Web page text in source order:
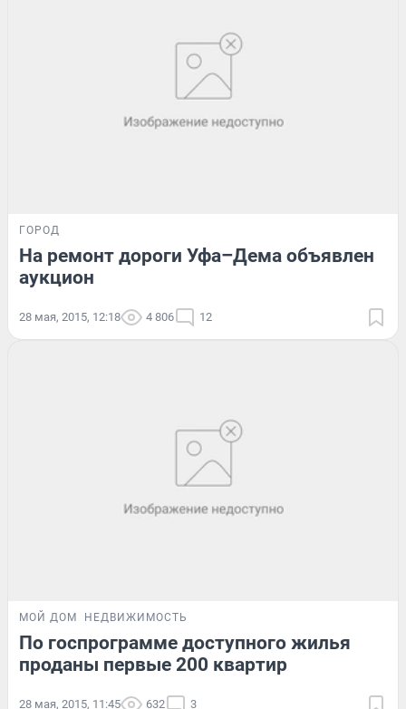
ГОРОД
На ремонт дороги Уфа–Дема объявлен
аукцион
28 мая, 2015, 12:18 4 806 12
МОЙ ДОМ НЕДВИЖИМОСТЬ
По госпрограмме доступного жилья
проданы первые 200 квартир
28 мая, 2015, 11:45 632 3